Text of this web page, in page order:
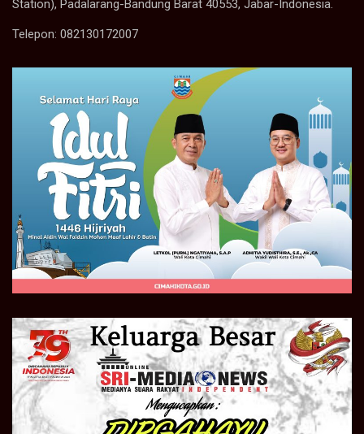
Station), Padalarang-Bandung Barat 40553, Jabar-Indonesia.
Telepon: 082130172007